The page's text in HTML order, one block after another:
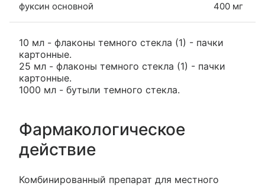
фуксин основной 400 мг
10 мл - флаконы темного стекла (1) - пачки
картонные.
25 мл - флаконы темного стекла (1) - пачки
картонные.
1000 мл - бутыли темного стекла.
Фармакологическое
действие
Комбинированный препарат для местного